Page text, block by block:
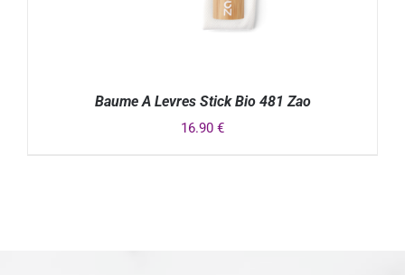
Baume A Levres Stick Bio 481 Zao
16.90 €